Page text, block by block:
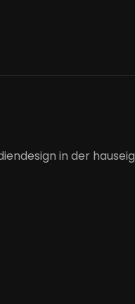
in der